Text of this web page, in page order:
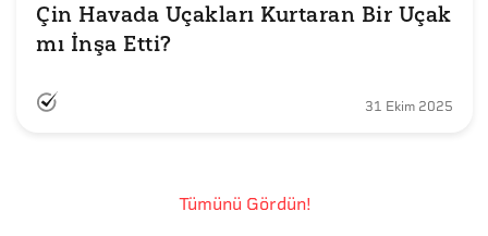
Çin Havada Uçakları Kurtaran Bir Uçak
mı İnşa Etti?
31 Ekim 2025
Tümünü Gördün!